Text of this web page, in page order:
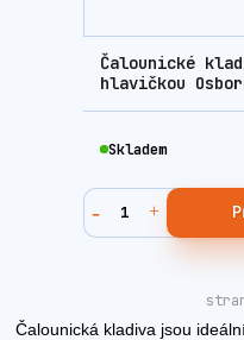
Čalounické
hlavičkou
Skladem
Čalounická kladiva jsou